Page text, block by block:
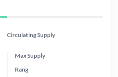
Circulating Supply
Max Supply
Rang